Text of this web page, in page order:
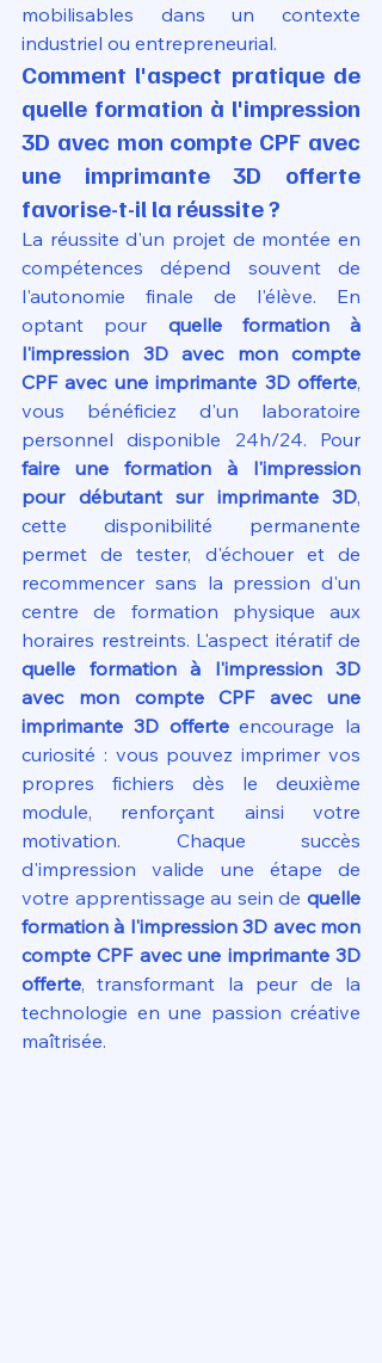
mobilisables dans un contexte
industriel ou entrepreneurial.
Comment l'aspect pratique de
quelle formation à l'impression
3D avec mon compte CPF avec
une imprimante 3D offerte
favorise-t-il la réussite ?
La réussite d'un projet de montée en
compétences dépend souvent de
l'autonomie finale de l'élève. En
optant pour quelle formation à
l'impression 3D avec mon compte
CPF avec une imprimante 3D offerte,
vous bénéficiez d'un laboratoire
faire une formation à l'impression
pour débutant sur imprimante 3D,
cette disponibilité permanente
permet de tester, d'échouer et de
recommencer sans la pression d'un
centre de formation physique aux
quelle formation à l'impression 3D
avec mon compte CPF avec une
imprimante 3D offerte encourage la
curiosité : vous pouvez imprimer vos
propres fichiers dès le deuxième
module, renforçant ainsi votre
motivation. Chaque succès
d'impression valide une étape de
votre apprentissage au sein de quelle
formation à l'impression 3D avec mon
compte CPF avec une imprimante 3D
offerte, transformant la peur de la
technologie en une passion créative
maîtrisée.